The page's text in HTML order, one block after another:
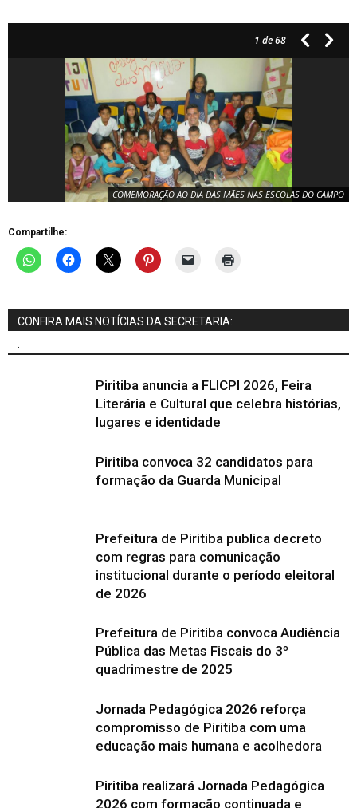
1 de 68
COMEMORAÇÃO AO DIA DAS MÃES NAS ESCOLAS DO CAMPO
Compartilhe:
CONFIRA MAIS NOTÍCIAS DA SECRETARIA:
Piritiba anuncia a FLICPI 2026, Feira
Literária e Cultural que celebra histórias,
lugares e identidade
Piritiba convoca 32 candidatos para
formação da Guarda Municipal
Prefeitura de Piritiba publica decreto
com regras para comunicação
institucional durante o período eleitoral
de 2026
Prefeitura de Piritiba convoca Audiência
Pública das Metas Fiscais do 3º
quadrimestre de 2025
Jornada Pedagógica 2026 reforça
compromisso de Piritiba com uma
educação mais humana e acolhedora
Piritiba realizará Jornada Pedagógica
2026 com formação continuada e